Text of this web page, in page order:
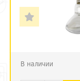
В наличии